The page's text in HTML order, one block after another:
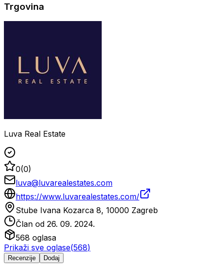
Trgovina
Luva Real Estate
0(0)
luva@luvarealestates.com
https://www.luvarealestates.com/
Stube Ivana Kozarca 8, 10000 Zagreb
Član od 26. 09. 2024.
568 oglasa
Prikaži sve oglase(568)
Recenzije Dodaj